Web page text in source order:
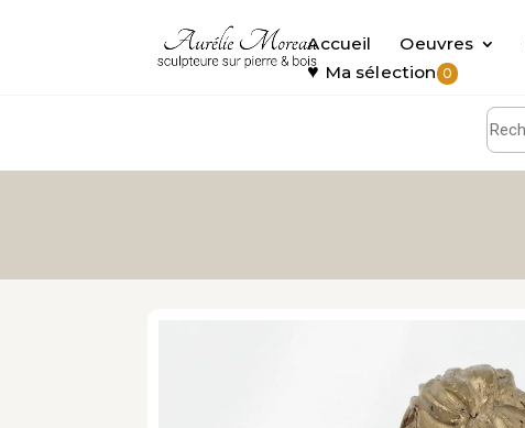
Accueil Oeuvres
♥ Ma sélection 0